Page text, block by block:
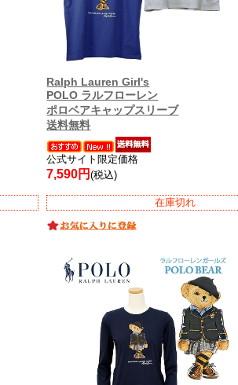
Ralph Lauren Girl's
POLO ラルフローレン
ポロベアキャップスリーブ
送料無料
公式サイト限定価格
7,590円(税込)
在庫切れ